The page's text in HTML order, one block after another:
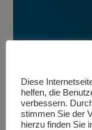
Diese
helfen, die
verbessern.
stimmen Sie der
hierzu finden Sie